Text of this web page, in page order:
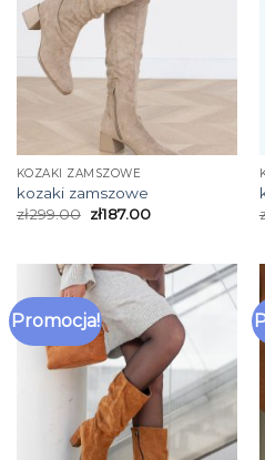
KOZAKI ZAMSZOWE
kozaki zamszowe
zł299.00 zł187.00
Promocja!